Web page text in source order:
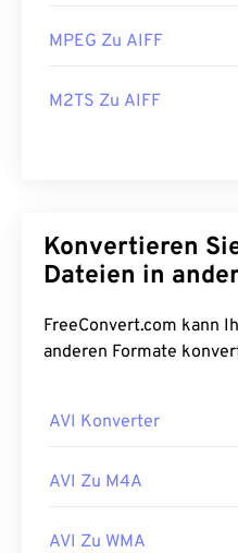
MPEG Zu AIFF
M2TS Zu AIFF
Konvertieren Sie
Dateien in
FreeConvert.com kann Ihre AVI -Dateien in
anderen Formate
AVI Konverter
AVI Zu M4A
AVI Zu WMA